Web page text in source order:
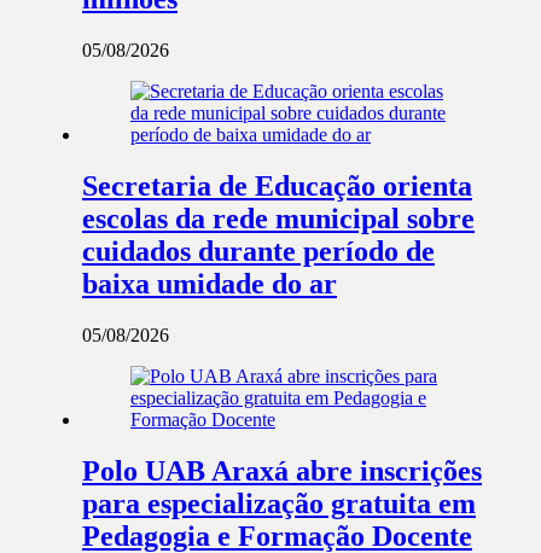
05/08/2026
Secretaria de Educação orienta
escolas da rede municipal sobre
cuidados durante período de
baixa umidade do ar
05/08/2026
Polo UAB Araxá abre inscrições
para especialização gratuita em
Pedagogia e Formação Docente